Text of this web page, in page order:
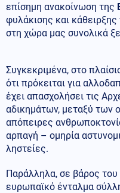
επίσημη ανακοίνωση της
φυλάκισης και
στη χώρα μας συνολικά
Συγκεκριμένα, στο
ότι πρόκειται για
έχει απασχολήσει τις
αδικημάτων, μεταξύ των
απόπειρες
αρπαγή – ομηρία
ληστείες.
Παράλληλα, σε βάρος του
ευρωπαϊκό ένταλμα